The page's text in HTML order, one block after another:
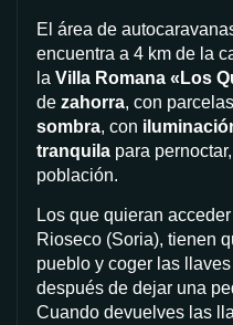
El área de
encuentra a 4 km de la
la Villa Romana «Los
de zahorra, con
sombra, con
tranquila para pernoctar,
población.
Los que quieran
Rioseco (Soria), tienen
pueblo y coger las
después de dejar una
Cuando devuelves las